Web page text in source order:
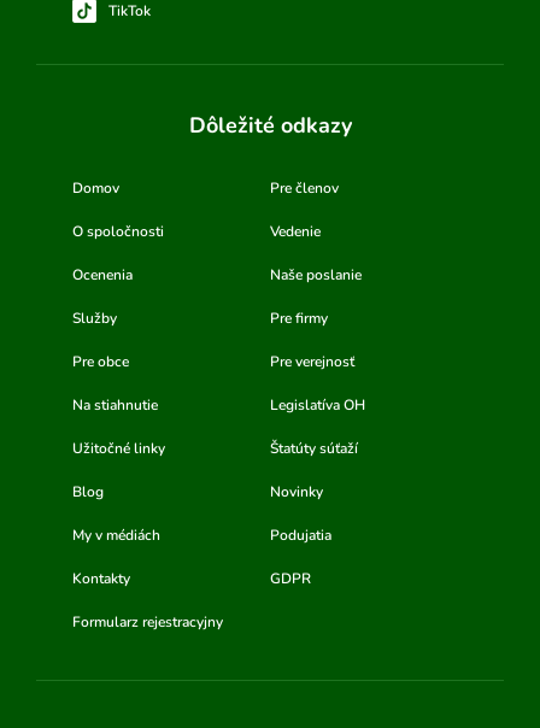
TikTok
Dôležité odkazy
Domov Pre členov
O spoločnosti Vedenie
Ocenenia Naše poslanie
Služby Pre firmy
Pre obce Pre verejnosť
Na stiahnutie Legislatíva OH
Užitočné linky Štatúty súťaží
Blog Novinky
My v médiách Podujatia
Kontakty GDPR
Formularz rejestracyjny